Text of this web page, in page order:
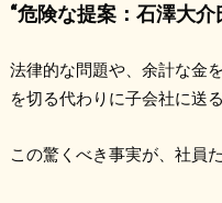
“危険な提案：石澤大
法律的な問題や、余計な金
を切る代わりに子会社に送
この驚くべき事実が、社員